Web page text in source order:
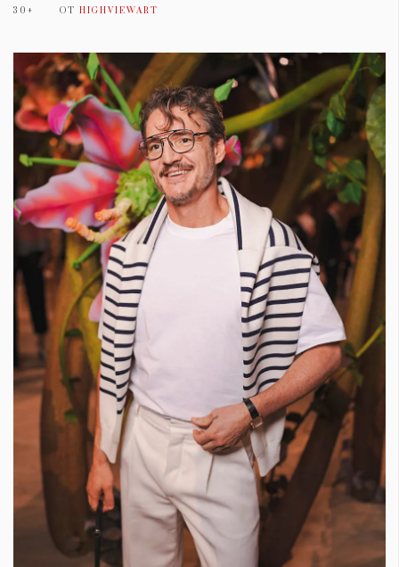
30+ ОТ HIGHVIEWART
Wine&Dine
Подкасти
Мода
Dialogue
Изкуство
Красота
Цветно
Гурме
Пътувай
Wellness
Условия за
ползване
За нас
Реклама
Политика за
поверителност
ModerenDom
СЛЕДВАЙТЕ НИ
Facebook Instagram Twitter
Pinterest
YouTube
Spotify Soundcloud
Ако нашият сайт ви харесва, можете да се абонирате за
седмичния ни нюзлетър тук:
© 2026, HighViewArt | Всички права запазени